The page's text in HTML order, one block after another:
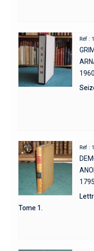
Réf :
1960
Réf :
1795
Tome 1.